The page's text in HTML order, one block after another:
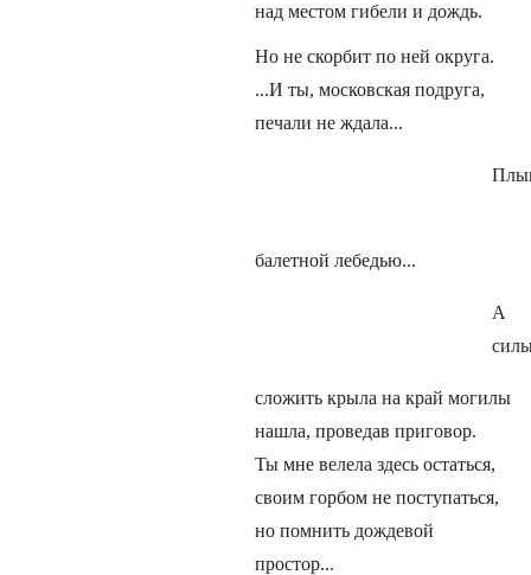
над местом гибели и дождь.
Но не скорбит по ней округа.
...И ты, московская подруга,
печали не ждала...
балетной лебедью...
А
сложить крыла на край могилы
нашла, проведав приговор.
Ты мне велела здесь остаться,
своим горбом не поступаться,
но помнить дождевой
простор...